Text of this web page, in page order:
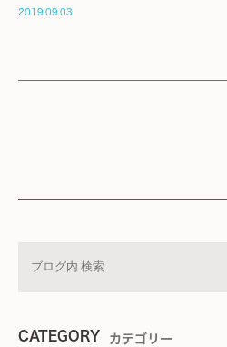
2019.09.03
CATEGORY カテゴリー